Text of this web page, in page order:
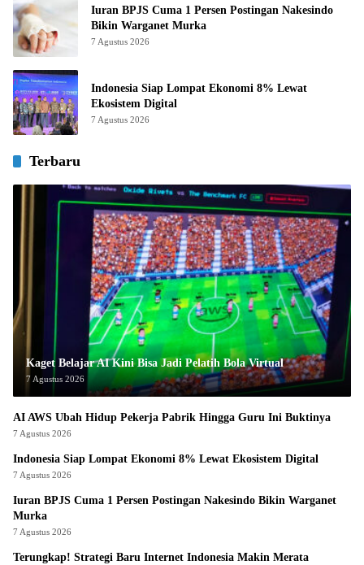
Iuran BPJS Cuma 1 Persen Postingan Nakesindo
Bikin Warganet Murka
7 Agustus 2026
Indonesia Siap Lompat Ekonomi 8% Lewat
Ekosistem Digital
7 Agustus 2026
Terbaru
Kaget Belajar AI Kini Bisa Jadi Pelatih Bola Virtual
7 Agustus 2026
AI AWS Ubah Hidup Pekerja Pabrik Hingga Guru Ini Buktinya
7 Agustus 2026
Indonesia Siap Lompat Ekonomi 8% Lewat Ekosistem Digital
7 Agustus 2026
Iuran BPJS Cuma 1 Persen Postingan Nakesindo Bikin Warganet
Murka
7 Agustus 2026
Terungkap! Strategi Baru Internet Indonesia Makin Merata